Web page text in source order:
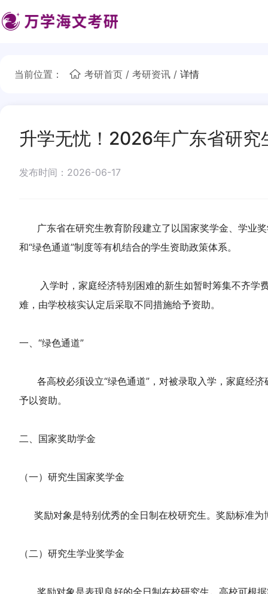
当前位置： 考研首页 / 考研资讯 / 详情
升学无忧！2026年广东省研究
发布时间：2026-06-17
广东省在研究生教育阶段建立了以国家奖学金、学业奖
和“绿色通道”制度等有机结合的学生资助政策体系。
入学时，家庭经济特别困难的新生如暂时筹集不齐学费
难，由学校核实认定后采取不同措施给予资助。
一、“绿色通道”
各高校必须设立“绿色通道”，对被录取入学，家庭经济
予以资助。
二、国家奖助学金
（一）研究生国家奖学金
奖励对象是特别优秀的全日制在校研究生。奖励标准
（二）研究生学业奖学金
奖励对象是表现良好的全日制在校研究生。高校可根据